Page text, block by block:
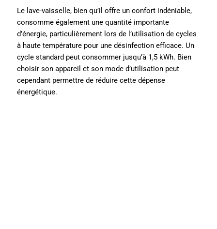
Le lave-vaisselle, bien qu’il offre un confort indéniable,
consomme également une quantité importante
d’énergie, particulièrement lors de l’utilisation de cycles
à haute température pour une désinfection efficace. Un
cycle standard peut consommer jusqu’à 1,5 kWh. Bien
choisir son appareil et son mode d’utilisation peut
cependant permettre de réduire cette dépense
énergétique.